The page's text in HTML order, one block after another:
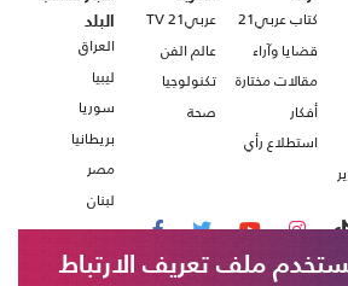
كتاب عربي21
قضايا وآراء
مقالات مختارة
أفكار
استطلاع رأي
عربي21 TV
عالم الفن
تكنولوجيا
صحة
البلد
العراق
ليبيا
سوريا
بريطانيا
مصر
لبنان
ملف تعريف الارتباط